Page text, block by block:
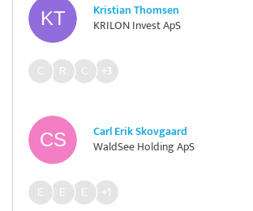
Kristian Thomsen
KRILON Invest ApS
+3
Carl Erik Skovgaard
WaldSee Holding ApS
+1